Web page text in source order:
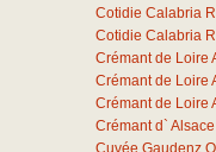
Cotidie Calabria
Cotidie Calabria
Crémant de Loire
Crémant de Loire
Crémant de Loire
Crémant d`
Cuvée Gaudenz